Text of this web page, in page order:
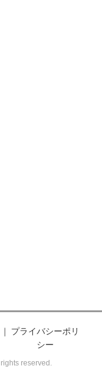
｜
プライバシーポリ
シー
reserved.